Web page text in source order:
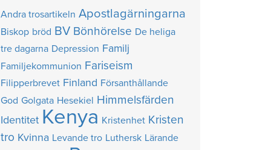
Andra trosartikeln Apostlagärningarna
Biskop bröd BV Bönhörelse De heliga
tre dagarna Depression Familj
Familjekommunion Fariseism
Filipperbrevet Finland Försanthållande
God Golgata Hesekiel Himmelsfärden
Identitet Kenya Kristenhet Kristen
tro Kvinna Levande tro Luthersk Lärande